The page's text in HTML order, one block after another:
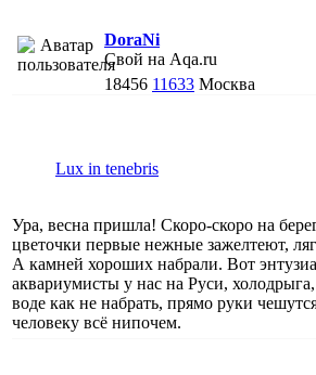
DoraNi
Свой на Aqa.ru
18456 11633 Москва
Lux in tenebris
Ура, весна пришла! Скоро-скоро на
цветочки первые нежные зажелтеют,
А камней хороших набрали. Вот
аквариумисты у нас на Руси,
воде как не набрать, прямо руки
человеку всё нипочем.